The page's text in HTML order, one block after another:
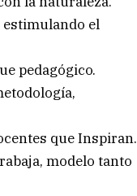
estimulando el
pedagógico.
que Inspiran.
modelo tanto